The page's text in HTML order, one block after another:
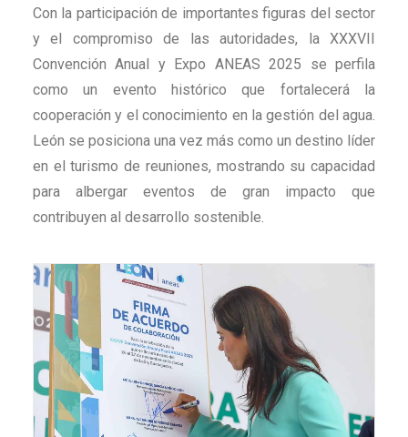
Con la participación de importantes figuras del sector
y el compromiso de las autoridades, la XXXVII
Convención Anual y Expo ANEAS 2025 se perfila
como un evento histórico que fortalecerá la
cooperación y el conocimiento en la gestión del agua.
León se posiciona una vez más como un destino líder
en el turismo de reuniones, mostrando su capacidad
para albergar eventos de gran impacto que
contribuyen al desarrollo sostenible.